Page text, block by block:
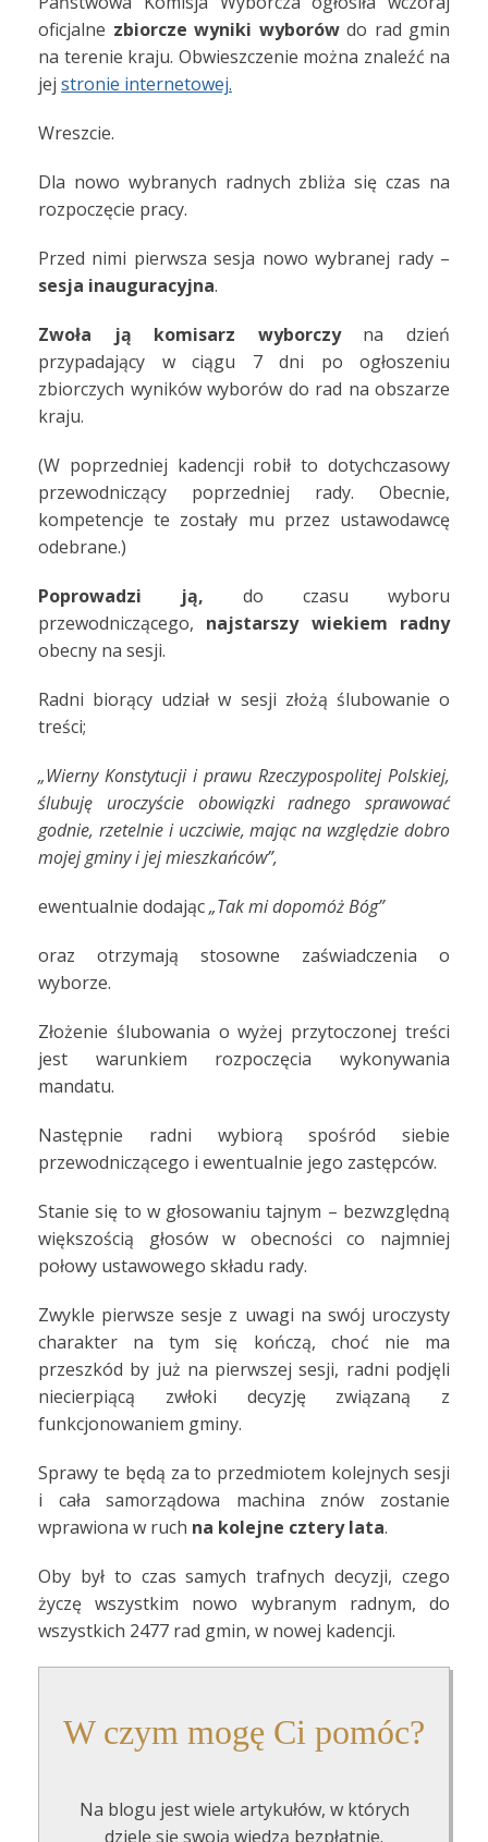
oficjalne zbiorcze wyniki wyborówdo rad gmin
na terenie kraju. Obwieszczenie można znaleźć na
jej stronie internetowej.
Wreszcie.
Dla nowo wybranych radnych zbliża się czas na
rozpoczęcie pracy.
Przed nimi pierwsza sesja nowo wybranej rady –
sesja inauguracyjna.
Zwoła ją komisarz wyborczyna dzień
przypadający w ciągu 7 dni po ogłoszeniu
zbiorczych wyników wyborów do rad na obszarze
kraju.
(W poprzedniej kadencji robił to dotychczasowy
przewodniczący poprzedniej rady. Obecnie,
kompetencje te zostały mu przez ustawodawcę
odebrane.)
Poprowadzi ją, do czasu wyboru
przewodniczącego, najstarszy wiekiem radny
obecny na sesji.
Radni biorący udział w sesji złożą ślubowanie o
treści;
„Wierny Konstytucji i prawu Rzeczypospolitej Polskiej,
ślubuję uroczyście obowiązki radnego sprawować
godnie, rzetelnie i uczciwie, mając na względzie dobro
mojej gminy i jej mieszkańców”,
ewentualnie dodając„Tak mi dopomóż Bóg”
oraz otrzymają stosowne zaświadczenia o
wyborze.
Złożenie ślubowania o wyżej przytoczonej treści
jest warunkiem rozpoczęcia wykonywania
mandatu.
Następnie radni wybiorą spośród siebie
przewodniczącego i ewentualnie jego zastępców.
Stanie się to w głosowaniu tajnym – bezwzględną
większością głosów w obecności co najmniej
połowy ustawowego składu rady.
Zwykle pierwsze sesje z uwagi na swój uroczysty
charakter na tym się kończą, choć nie ma
przeszkód by już na pierwszej sesji, radni podjęli
niecierpiącą zwłoki decyzję związaną z
funkcjonowaniem gminy.
Sprawy te będą za to przedmiotem kolejnych sesji
i cała samorządowa machina znów zostanie
wprawiona w ruch na kolejne cztery lata.
Oby był to czas samych trafnych decyzji, czego
życzę wszystkim nowo wybranym radnym, do
wszystkich 2477 rad gmin, w nowej kadencji.
W czym mogę Ci pomóc?
Na blogu jest wiele artykułów, w których
dzielę się swoją wiedzą bezpłatnie.